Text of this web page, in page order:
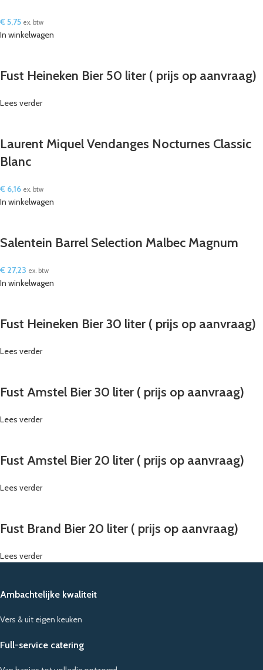
€5,75 ex. btw
In winkelwagen
Fust Heineken Bier 50 liter ( prijs op aanvraag)
Lees verder
Laurent Miquel Vendanges Nocturnes Classic
Blanc
€ 6,16 ex. btw
In winkelwagen
Salentein Barrel Selection Malbec Magnum
€ 27,23 ex. btw
In winkelwagen
Fust Heineken Bier 30 liter ( prijs op aanvraag)
Lees verder
Fust Amstel Bier 30 liter ( prijs op aanvraag)
Lees verder
Fust Amstel Bier 20 liter ( prijs op aanvraag)
Lees verder
Fust Brand Bier 20 liter ( prijs op aanvraag)
Lees verder
Ambachtelijke kwaliteit
Vers & uit eigen keuken
Full-service catering